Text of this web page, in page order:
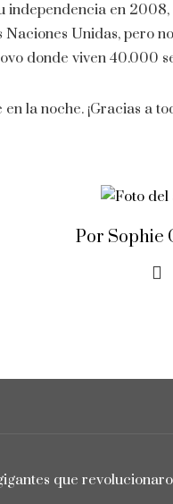
independencia en
Unidas, pero
donde viven 40.000
la noche. ¡Gracias a
Por Sophie
que